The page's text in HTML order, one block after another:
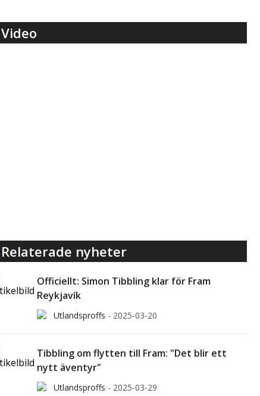
Video
Relaterade nyheter
Officiellt: Simon Tibbling klar för Fram
Reykjavík
Utlandsproffs - 2025-03-20
Tibbling om flytten till Fram: "Det blir ett
nytt äventyr"
Utlandsproffs - 2025-03-29